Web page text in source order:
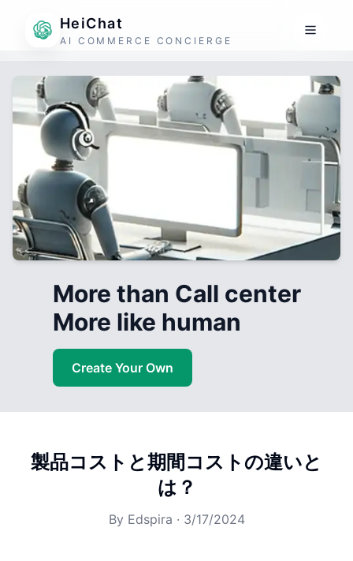
HeiChat
AI COMMERCE CONCIERGE
More than Call center
More like human
Create Your Own
製品コストと期間コストの違いと
は？
By Edspira · 3/17/2024